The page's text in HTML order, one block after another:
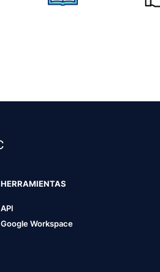
HERRAMIENTAS
API
Google Workspace